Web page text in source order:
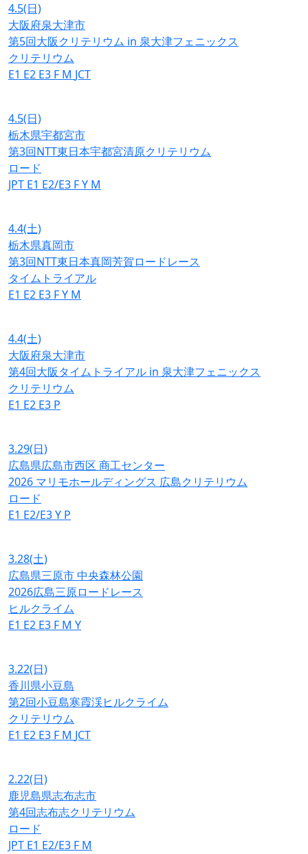
4.5(日)
大阪府泉大津市
第5回大阪クリテリウム in 泉大津フェニックス
クリテリウム
E1 E2 E3 F M JCT
4.5(日)
栃木県宇都宮市
第3回NTT東日本宇都宮清原クリテリウム
ロード
JPT E1 E2/E3 FY M
4.4(土)
栃木県真岡市
第3回NTT東日本真岡芳賀ロードレース
タイムトライアル
E1 E2 E3 FY M
4.4(土)
大阪府泉大津市
第4回大阪タイムトライアル in 泉大津フェニックス
クリテリウム
E1 E2 E3 P
3.29(日)
広島県広島市西区 商工センター
2026 マリモホールディングス 広島クリテリウム
ロード
E1 E2/E3Y P
3.28(土)
広島県三原市 中央森林公園
2026広島三原ロードレース
ヒルクライム
E1 E2 E3 F M Y
3.22(日)
香川県小豆島
第2回小豆島寒霞渓ヒルクライム
クリテリウム
E1 E2 E3 F M JCT
2.22(日)
鹿児島県志布志市
第4回志布志クリテリウム
ロード
JPT E1 E2/E3 F M